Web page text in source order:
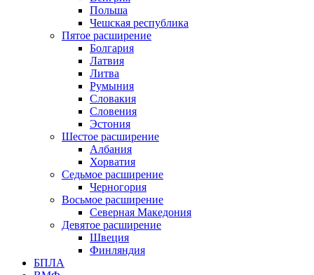
Польша
Чешская республика
Пятое расширение
Болгария
Латвия
Литва
Румыния
Словакия
Словения
Эстония
Шестое расширение
Албания
Хорватия
Седьмое расширение
Черногория
Восьмое расширение
Северная Македония
Девятое расширение
Швеция
Финляндия
БПЛА